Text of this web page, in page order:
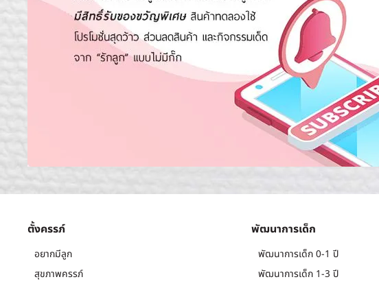
ตั้งครรภ์
อยากมีลูก
สุขภาพครรภ์
พัฒนาการเด็ก
พัฒนาการเด็ก 0-1 ปี
พัฒนาการเด็ก 1-3 ปี